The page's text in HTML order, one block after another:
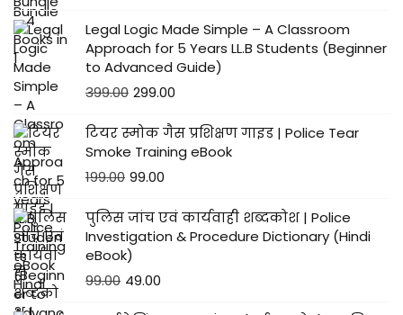
Legal Logic Made Simple – A Classroom
Approach for 5 Years LL.B Students (Beginner
to Advanced Guide)
399.00 299.00
टियर स्मोक गैस प्रशिक्षण गाइड | Police Tear
Smoke Training eBook
199.00 99.00
पुलिस जांच एवं कार्यवाही शब्दकोश | Police
Investigation & Procedure Dictionary (Hindi
eBook)
99.00 49.00